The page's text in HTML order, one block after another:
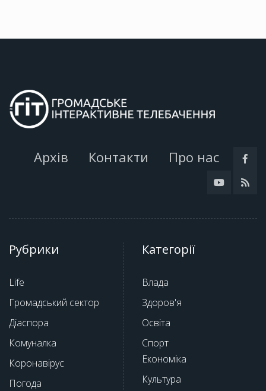
Архів Контакти Про нас
Рубрики
Life
Громадський сектор
Діаспора
Комуналка
Коронавірус
Погода
Категорії
Влада
Здоров'я
Освіта
Спорт
Економіка
Культура